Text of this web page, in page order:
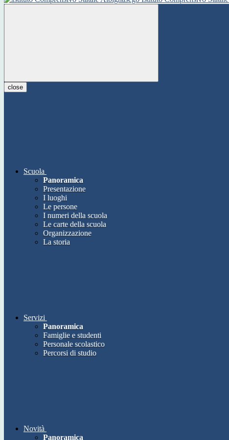
close
Scuola
Panoramica
Presentazione
I luoghi
Le persone
I numeri della scuola
Le carte della scuola
Organizzazione
La storia
Servizi
Panoramica
Famiglie e studenti
Personale scolastico
Percorsi di studio
Novità
Panoramica